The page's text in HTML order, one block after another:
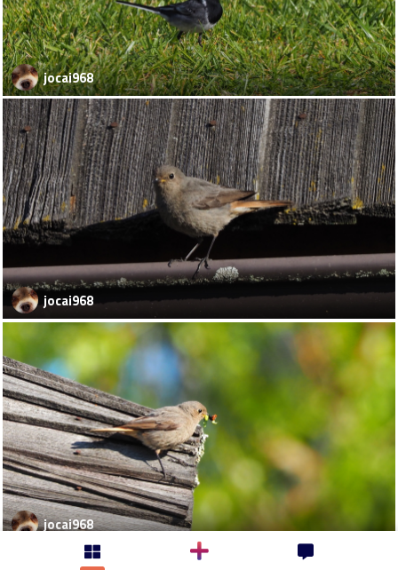
jocai968
jocai968
jocai968